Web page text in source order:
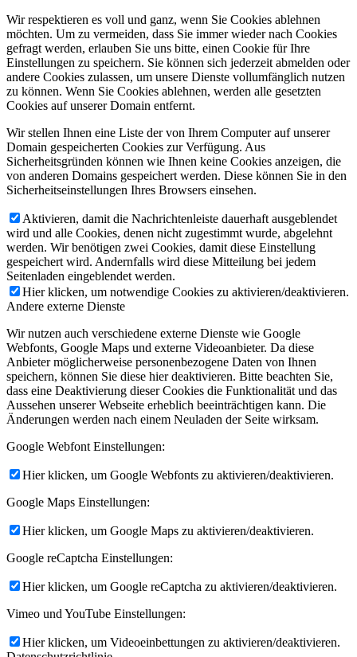
Wir respektieren es voll und ganz, wenn Sie Cookies ablehnen
möchten. Um zu vermeiden, dass Sie immer wieder nach Cookies
gefragt werden, erlauben Sie uns bitte, einen Cookie für Ihre
Einstellungen zu speichern. Sie können sich jederzeit abmelden oder
andere Cookies zulassen, um unsere Dienste vollumfänglich nutzen
zu können. Wenn Sie Cookies ablehnen, werden alle gesetzten
Cookies auf unserer Domain entfernt.
Wir stellen Ihnen eine Liste der von Ihrem Computer auf unserer
Domain gespeicherten Cookies zur Verfügung. Aus
Sicherheitsgründen können wie Ihnen keine Cookies anzeigen, die
von anderen Domains gespeichert werden. Diese können Sie in den
Sicherheitseinstellungen Ihres Browsers einsehen.
Aktivieren, damit die Nachrichtenleiste dauerhaft ausgeblendet
wird und alle Cookies, denen nicht zugestimmt wurde, abgelehnt
werden. Wir benötigen zwei Cookies, damit diese Einstellung
gespeichert wird. Andernfalls wird diese Mitteilung bei jedem
Seitenladen eingeblendet werden.
Hier klicken, um notwendige Cookies zu aktivieren/deaktivieren.
Andere externe Dienste
Wir nutzen auch verschiedene externe Dienste wie Google
Webfonts, Google Maps und externe Videoanbieter. Da diese
Anbieter möglicherweise personenbezogene Daten von Ihnen
speichern, können Sie diese hier deaktivieren. Bitte beachten Sie,
dass eine Deaktivierung dieser Cookies die Funktionalität und das
Aussehen unserer Webseite erheblich beeinträchtigen kann. Die
Änderungen werden nach einem Neuladen der Seite wirksam.
Google Webfont Einstellungen:
Hier klicken, um Google Webfonts zu aktivieren/deaktivieren.
Google Maps Einstellungen:
Hier klicken, um Google Maps zu aktivieren/deaktivieren.
Google reCaptcha Einstellungen:
Hier klicken, um Google reCaptcha zu aktivieren/deaktivieren.
Vimeo und YouTube Einstellungen:
Hier klicken, um Videoeinbettungen zu aktivieren/deaktivieren.